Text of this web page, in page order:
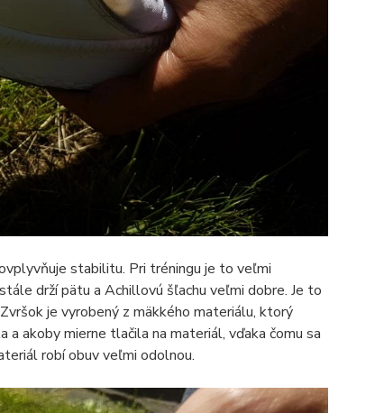
stabilitu. Pri tréningu je to veľmi
drží pätu a Achillovú šľachu veľmi dobre. Je to
je vyrobený z mäkkého materiálu, ktorý
akoby mierne tlačila na materiál, vďaka čomu sa
robí obuv veľmi odolnou.